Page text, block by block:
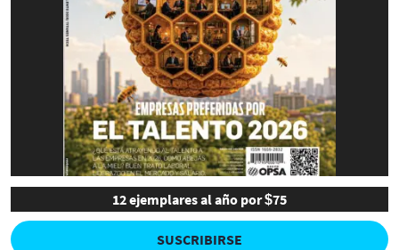
12 ejemplares al año por $75
SUSCRIBIRSE